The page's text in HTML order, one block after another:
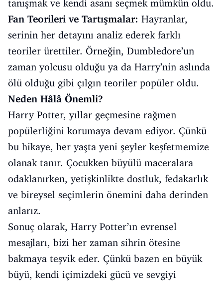
tanışmak ve kendi asanı seçmek mümkün oldu.
Fan Teorileri ve Tartışmalar: Hayranlar,
serinin her detayını analiz ederek farklı
teoriler ürettiler. Örneğin, Dumbledore’un
zaman yolcusu olduğu ya da Harry’nin aslında
ölü olduğu gibi çılgın teoriler popüler oldu.
Neden Hâlâ Önemli?
Harry Potter, yıllar geçmesine rağmen
popülerliğini korumaya devam ediyor. Çünkü
bu hikaye, her yaşta yeni şeyler keşfetmemize
olanak tanır. Çocukken büyülü maceralara
odaklanırken, yetişkinlikte dostluk, fedakarlık
ve bireysel seçimlerin önemini daha derinden
anlarız.
Sonuç olarak, Harry Potter’ın evrensel
mesajları, bizi her zaman sihrin ötesine
bakmaya teşvik eder. Çünkü bazen en büyük
büyü, kendi içimizdeki gücü ve sevgiyi